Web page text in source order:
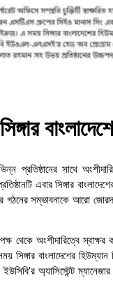
প্রতিষ্ঠানের সাথে
এবার সিঙ্গার
গঠনের সম্ভাবনাকে আরো
পক্ষ থেকে অংশীদারিত্বে
বাংলাদেশের হিউম্যান
অ্যাসিস্টেন্ট